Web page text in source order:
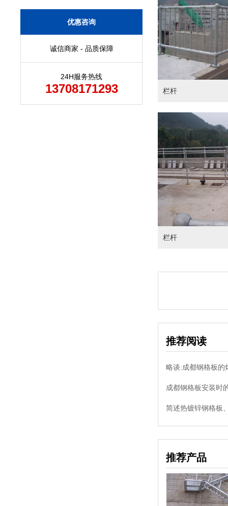
优惠咨询
诚信商家 - 品质保障
24H服务热线
13708171293 栏杆
栏杆
推荐阅读
略谈:成都钢格板的
成都钢格板安装时
简述热镀锌钢格板
推荐产品